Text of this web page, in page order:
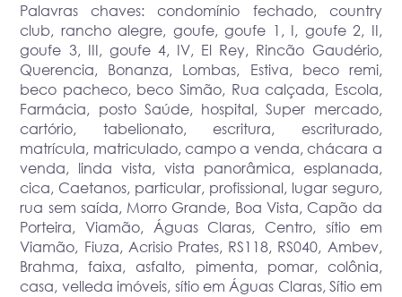
Palavras chaves: condomínio fechado, country
club, rancho alegre, goufe, goufe 1, I, goufe 2, II,
goufe 3, III, goufe 4, IV, El Rey, Rincão Gaudério,
Querencia, Bonanza, Lombas, Estiva, beco remi,
beco pacheco, beco Simão, Rua calçada, Escola,
Farmácia, posto Saúde, hospital, Super mercado,
cartório, tabelionato, escritura, escriturado,
matrícula, matriculado, campo a venda, chácara a
venda, linda vista, vista panorâmica, esplanada,
cica, Caetanos, particular, profissional, lugar seguro,
rua sem saída, Morro Grande, Boa Vista, Capão da
Porteira, Viamão, Águas Claras, Centro, sítio em
Viamão, Fiuza, Acrisio Prates, RS118, RS040, Ambev,
Brahma, faixa, asfalto, pimenta, pomar, colônia,
casa, velleda imóveis, sítio em Águas Claras, Sítio em